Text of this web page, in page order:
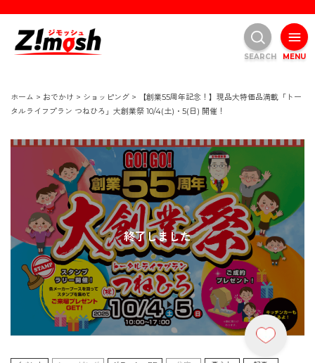
ホーム > おでかけ > ショッピング >
【創業55周年記念！】現品大特価品満載「トー
タルライフプラン つねひろ」大創業祭 10/4(土)・5(日) 開催！
終了しました
MENU
SEARCH